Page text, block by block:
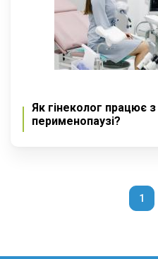
Як гінеколог працює
перименопаузі?
1